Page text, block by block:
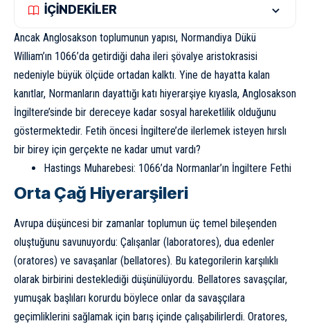
İÇİNDEKİLER
Ancak Anglosakson toplumunun yapısı, Normandiya Dükü
William’ın 1066’da getirdiği daha ileri şövalye aristokrasisi
nedeniyle büyük ölçüde ortadan kalktı. Yine de hayatta kalan
kanıtlar, Normanların dayattığı katı hiyerarşiye kıyasla, Anglosakson
İngiltere’sinde bir dereceye kadar sosyal hareketlilik olduğunu
göstermektedir. Fetih öncesi İngiltere’de ilerlemek isteyen hırslı
bir birey için gerçekte ne kadar umut vardı?
Hastings Muharebesi: 1066’da Normanlar’ın İngiltere Fethi
Orta Çağ Hiyerarşileri
Avrupa düşüncesi bir zamanlar toplumun üç temel bileşenden
oluştuğunu savunuyordu: Çalışanlar (laboratores), dua edenler
(oratores) ve savaşanlar (bellatores). Bu kategorilerin karşılıklı
olarak birbirini desteklediği düşünülüyordu. Bellatores savaşçılar,
yumuşak başlıları korurdu böylece onlar da savaşçılara
geçimliklerini sağlamak için barış içinde çalışabilirlerdi. Oratores,